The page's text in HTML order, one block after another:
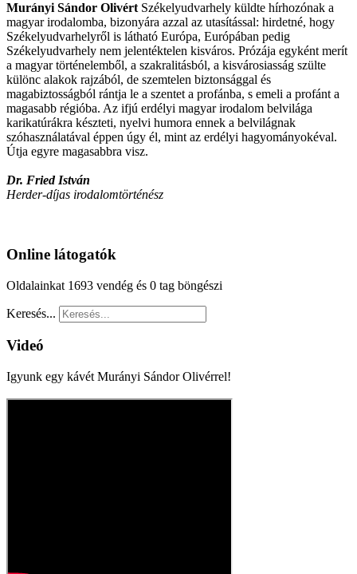
Murányi Sándor Olivért Székelyudvarhely küldte hírhozónak a
magyar irodalomba, bizonyára azzal az utasítással: hirdetné, hogy
Székelyudvarhelyről is látható Európa, Európában pedig
Székelyudvarhely nem jelentéktelen kisváros. Prózája egyként merít
a magyar történelemből, a szakralitásból, a kisvárosiasság szülte
különc alakok rajzából, de szemtelen biztonsággal és
magabiztosságból rántja le a szentet a profánba, s emeli a profánt a
magasabb régióba. Az ifjú erdélyi magyar irodalom belvilága
karikatúrákra készteti, nyelvi humora ennek a belvilágnak
szóhasználatával éppen úgy él, mint az erdélyi hagyományokéval.
Útja egyre magasabbra visz.
Dr. Fried István
Herder-díjas irodalomtörténész
Online látogatók
Oldalainkat 1693 vendég és 0 tag böngészi
Keresés...
Videó
Igyunk egy kávét Murányi Sándor Olivérrel!